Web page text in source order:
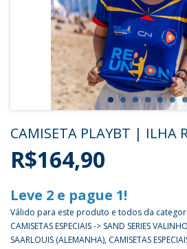
CAMISETA PLAYBT | ILHA
R$164,90
Leve 2 e pague 1!
Válido para este produto e todos da categoria:
CAMISETAS ESPECIAIS -> SAND SERIES
SAARLOUIS (ALEMANHA), CAMISETAS